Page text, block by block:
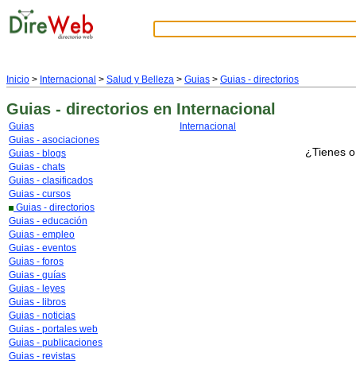
Inicio > Internacional > Salud y Belleza > Guias > Guias - directorios
Guias - directorios en Internacional
Guias
Guias - asociaciones
Guias - blogs
Guias - chats
Guias - clasificados
Guias - cursos
Guias - directorios
Guias - educación
Guias - empleo
Guias - eventos
Guias - foros
Guias - guías
Guias - leyes
Guias - libros
Guias - noticias
Guias - portales web
Guias - publicaciones
Guias - revistas
Internacional
¿Tienes